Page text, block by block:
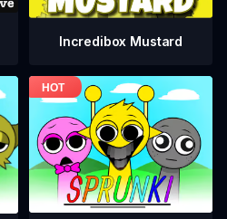
Incredibox Mustard